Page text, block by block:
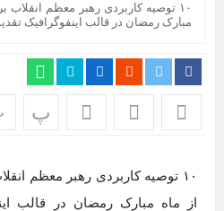
امام سجاد(ع) در فراغ ماه
پیام نوروزی رهبر انقلاب به مناسبت
۱۰ توصیه کاربردی رهبر معظم انقلاب
مبارک رمضان در قالب اینفوگرافیک
پ
۱۰ توصیه کاربردی رهبر معظم
از ماه مبارک رمضان در قالب